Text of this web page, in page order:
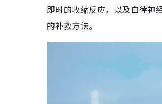
即时的收缩反应，以及自律神
的补救方法。